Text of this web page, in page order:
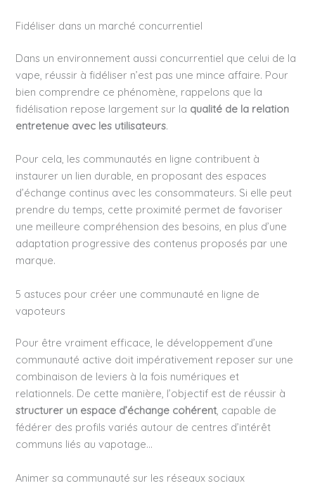
Fidéliser dans un marché concurrentiel
Dans un environnement aussi concurrentiel que celui de la
vape, réussir à fidéliser n’est pas une mince affaire. Pour
bien comprendre ce phénomène, rappelons que la
fidélisation repose largement sur la qualité de la relation
entretenue avec les utilisateurs.
Pour cela, les communautés en ligne contribuent à
instaurer un lien durable, en proposant des espaces
d’échange continus avec les consommateurs. Si elle peut
prendre du temps, cette proximité permet de favoriser
une meilleure compréhension des besoins, en plus d’une
adaptation progressive des contenus proposés par une
marque.
5 astuces pour créer une communauté en ligne de
vapoteurs
Pour être vraiment efficace, le développement d’une
communauté active doit impérativement reposer sur une
combinaison de leviers à la fois numériques et
relationnels. De cette manière, l’objectif est de réussir à
structurer un espace d’échange cohérent, capable de
fédérer des profils variés autour de centres d’intérêt
communs liés au vapotage…
Animer sa communauté sur les réseaux sociaux